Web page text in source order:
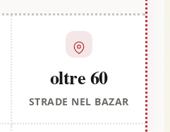
oltre 60
STRADE NEL BAZAR